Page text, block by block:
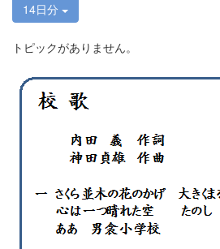
14日分
トピックがありません。